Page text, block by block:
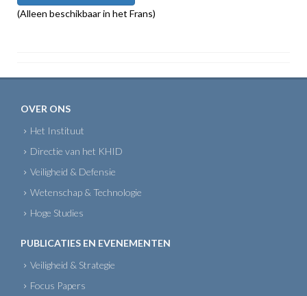
(Alleen beschikbaar in het Frans)
OVER ONS
Het Instituut
Directie van het KHID
Veiligheid & Defensie
Wetenschap & Technologie
Hoge Studies
PUBLICATIES EN EVENEMENTEN
Veiligheid & Strategie
Focus Papers